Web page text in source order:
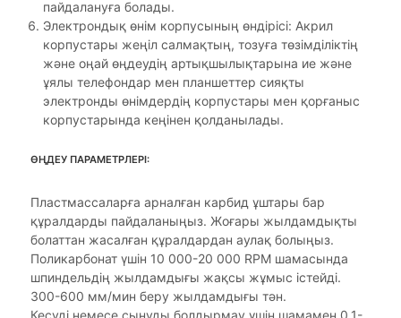
пайдалануға болады.
Электрондық өнім корпусының өндірісі: Акрил
корпустары жеңіл салмақтың, тозуға төзімділіктің
және оңай өңдеудің артықшылықтарына ие және
ұялы телефондар мен планшеттер сияқты
электронды өнімдердің корпустары мен қорғаныс
корпустарында кеңінен қолданылады.
ӨҢДЕУ ПАРАМЕТРЛЕРІ:
Пластмассаларға арналған карбид ұштары бар
құралдарды пайдаланыңыз. Жоғары жылдамдықты
болаттан жасалған құралдардан аулақ болыңыз.
Поликарбонат үшін 10 000-20 000 RPM шамасында
шпиндельдің жылдамдығы жақсы жұмыс істейді.
300-600 мм/мин беру жылдамдығы тән.
Кесуді немесе сынуды болдырмау үшін шамамен 0,1-